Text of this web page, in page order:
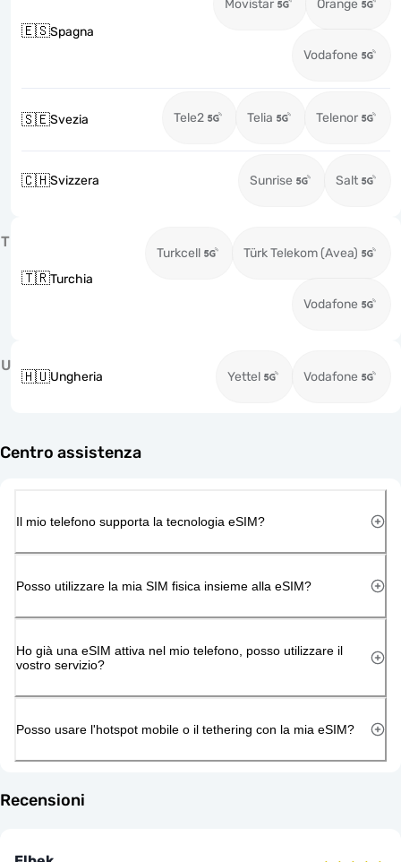
🇪🇸Spagna
Movistar Orange
Vodafone
🇸🇪Svezia Tele2 Telia Telenor
🇨🇭Svizzera Sunrise Salt
T
🇹🇷Turchia
Turkcell Türk Telekom (Avea)
Vodafone
U
🇭🇺Ungheria Yettel Vodafone
Centro assistenza
Il mio telefono supporta la tecnologia eSIM?
Posso utilizzare la mia SIM fisica insieme alla eSIM?
Ho già una eSIM attiva nel mio telefono, posso utilizzare il
vostro servizio?
Posso usare l'hotspot mobile o il tethering con la mia eSIM?
Recensioni